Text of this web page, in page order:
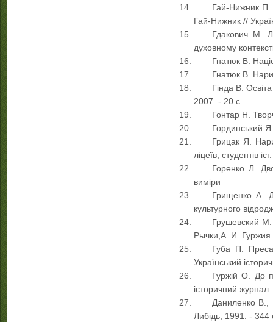
Гай-Нижник П.
Гай-Нижник //
Гдакович М.
духовному
Гнатюк В.
Гнатюк В.
Гінда В.
2007. - 20 с.
Гонтар Н.
Гординський
Грицак Я.
ліцеїв, студентів
Горенко Л.
виміри
Грищенко А.
культурного
Грушевский
Рычки,А. И.
Губа П. Преса
Український
Гуржій О. До
історичний
Даниленко В.,
Либідь, 1991. - 344